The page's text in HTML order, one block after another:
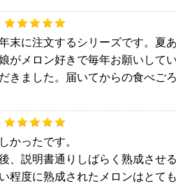
末に注文するシリーズです。夏
がメロン好きで毎年お願いして
きました。届いてからの食べご
かったです。
、説明書通りしばらく熟成させ
程度に熟成されたメロンはとて